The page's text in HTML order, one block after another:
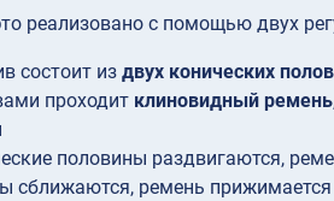
реализовано с помощью двух
состоит из двух конических
проходит клиновидный ремень
половины раздвигаются,
сближаются, ремень